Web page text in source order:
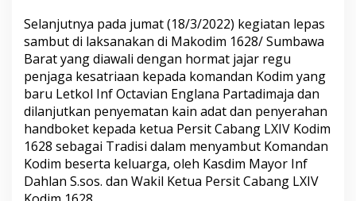
Selanjutnya pada jumat (18/3/2022) kegiatan lepas
sambut di laksanakan di Makodim 1628/ Sumbawa
Barat yang diawali dengan hormat jajar regu
penjaga kesatriaan kepada komandan Kodim yang
baru Letkol Inf Octavian Englana Partadimaja dan
dilanjutkan penyematan kain adat dan penyerahan
handboket kepada ketua Persit Cabang LXIV Kodim
1628 sebagai Tradisi dalam menyambut Komandan
Kodim beserta keluarga, oleh Kasdim Mayor Inf
Dahlan S.sos. dan Wakil Ketua Persit Cabang LXIV